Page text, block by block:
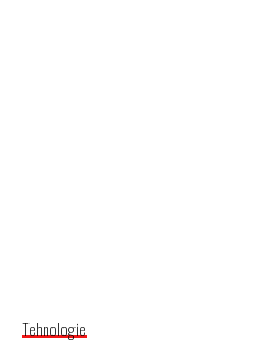
Tehnologie